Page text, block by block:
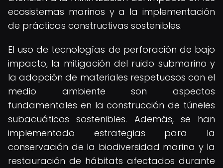
ecosistemas marinos y a la implementación
de prácticas constructivas sostenibles.
El uso de tecnologías de perforación de bajo
impacto, la mitigación del ruido submarino y
la adopción de materiales respetuosos con el
medio ambiente son aspectos
fundamentales en la construcción de túneles
subacuáticos sostenibles. Además, se han
implementado estrategias para la
conservación de la biodiversidad marina y la
restauración de hábitats afectados durante